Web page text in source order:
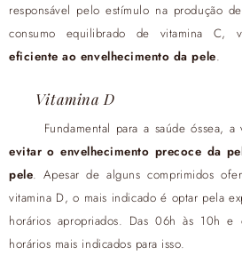
responsável pelo estímulo na produção
consumo equilibrado de vitamina
eficiente ao envelhecimento da pele.
Vitamina D
Fundamental para a saúde óssea,
evitar o envelhecimento precoce da
pele. Apesar de alguns comprimidos
vitamina D, o mais indicado é optar pela
horários apropriados. Das 06h às 10h
horários mais indicados para isso.